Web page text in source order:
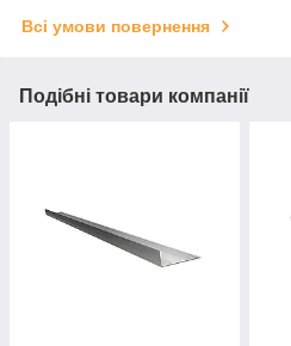
Всі умови повернення
Подібні товари компанії